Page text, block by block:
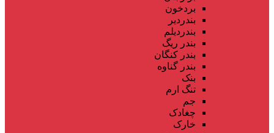
بردخون
بندردیر
بندردیلم
بندر ریگ
بندر کنگان
بندر گناوه
بنک
تنگ ارم
جم
چغادک
خارک